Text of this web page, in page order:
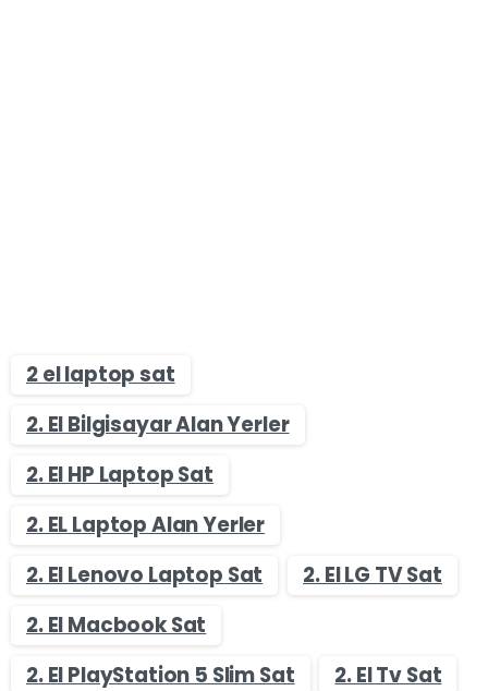
2 el laptop sat
2. El Bilgisayar Alan Yerler
2. El HP Laptop Sat
2. EL Laptop Alan Yerler
2. El Lenovo Laptop Sat
2. El LG TV Sat
2. El Macbook Sat
2. El PlayStation 5 Slim Sat
2. El Tv Sat